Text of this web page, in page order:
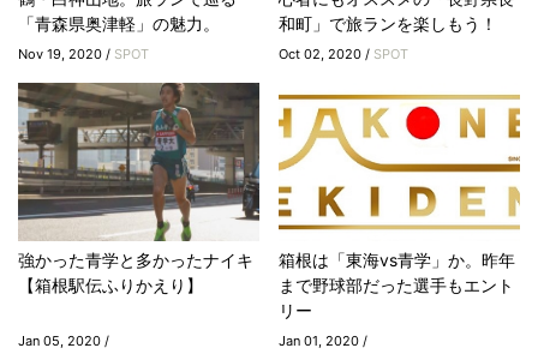
「青森県奥津軽」の魅力。
Nov 19, 2020 / SPOT
和町」で旅ランを楽しもう！
Oct 02, 2020 / SPOT
強かった青学と多かったナイキ
【箱根駅伝ふりかえり】
Jan 05, 2020 /
箱根は「東海vs青学」か。昨年
まで野球部だった選手もエント
リー
Jan 01, 2020 /